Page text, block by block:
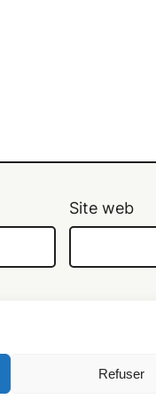
Refuser
Site web